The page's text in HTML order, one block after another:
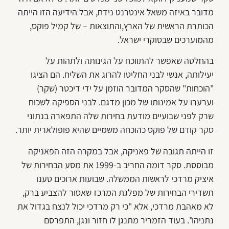
מדובר באיזה משאל אינטרנט נידח, אבל הידיעה הזו הייתה
הכותרת הראשית של הארץ,והתוצאות – של קמיל פוקס,
מהמוערכים שבסוקרי ישראל.
בהחלטה שאפשר להתווכח על הגינותה ולתהות על
יעילותה, אנשי לבני החליטו להרוג את השליח. הם הציגו
"הוכחות" שהסקר המדובר הוזמן על ידי דיכטר (שקר)
וערערו על אמינותו של מכון מדגם. לבני הספיקה לשכוח
שרק לפני שבועיים מודעת בחירות שלה התפארה בנתוני
סקר קודם של פוקס כהוכחה משמיים שהיא פופולארית יותר.
זו הייתה תגובה של פאניקה, אבל במקרה הזה הפאניקה
מבוססת. סקר דומה החריב ב-1999 את מסע הבחירות של
איציק מרדכי לראשות הממשלה. שבועות ארוכים טענו
תשדירי הבחירות של מפלגת המרכז שאסור להצביע ברק,
לא מאהבת מרדכי, אלא "כי רק מרדכי יכול לנצח בגדול את
נתניהו". בעוד הזמריר מתנגן לו חזור ונגן, התפרסם